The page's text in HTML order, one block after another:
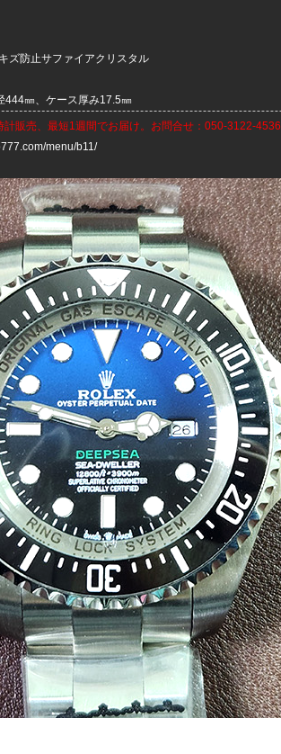
ズ防止サファイアクリスタル
㎜、ケース厚み17.5㎜
計販売、最短1週間でお届け。お問合せ：050-3122-4536
menu/b11/